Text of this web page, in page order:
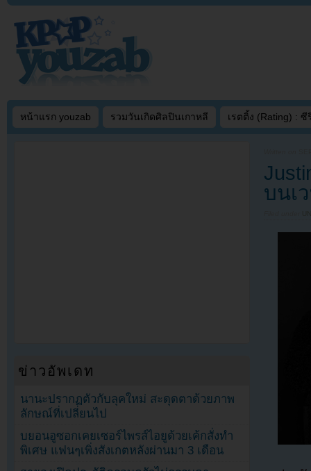
หน้าแรก youzab รวมวันเกิดศิลปินเกาหลี เรตติ้ง (Rating) : ซี
บนเ
ข่าวอัพเดท
นานะปรากฏตัวกับลุคใหม่ สะดุดตาด้วยภาพ
ลักษณ์ที่เปลี่ยนไป
บยอนอูซอกเคยเซอร์ไพรส์ไอยูด้วยเค้กสั่งทำ
พิเศษ แฟนๆเพิ่งสังเกตหลังผ่านมา 3 เดือน